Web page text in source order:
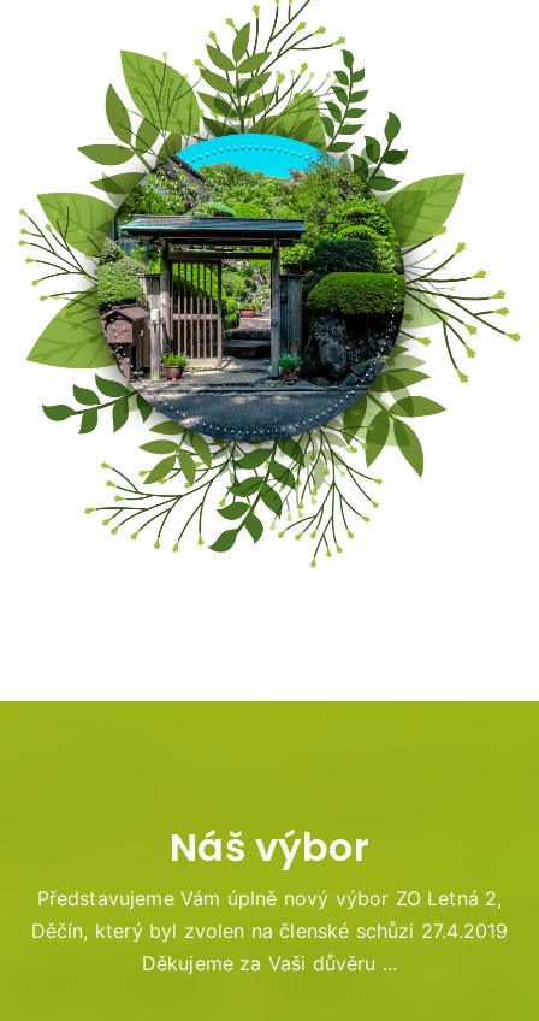
Náš výbor
Představujeme Vám úplně nový výbor ZO Letná 2,
Děčín, který byl zvolen na členské schůzi 27.4.2019
Děkujeme za Vaši důvěru ...